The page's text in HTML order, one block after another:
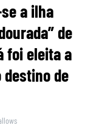
a ilha
de
foi eleita a
destino de